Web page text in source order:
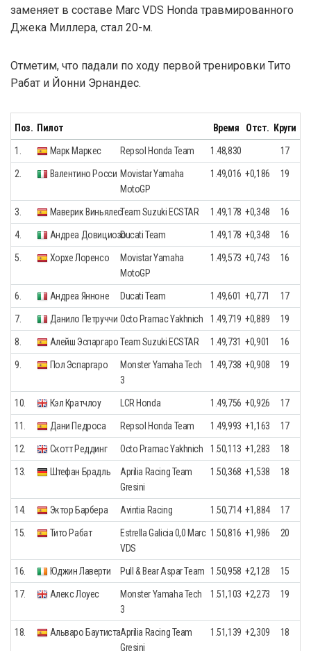
заменяет в составе Marc VDS Honda травмированного
Джека Миллера, стал 20-м.
Отметим, что падали по ходу первой тренировки Тито
Рабат и Йонни Эрнандес.
Поз. Пилот Время Отст. Круги
1. Марк Маркес Repsol Honda Team 1.48,830 17
2. Валентино Росси Movistar Yamaha
MotoGP
1.49,016 +0,186 19
3. Маверик ВиньялесTeam Suzuki ECSTAR 1.49,178 +0,348 16
4. Андреа ДовициозоDucati Team 1.49,178 +0,348 16
5. Хорхе Лоренсо
Movistar Yamaha
MotoGP
1.49,573 +0,743 16
6. Андреа Янноне Ducati Team 1.49,601 +0,771 17
7. Данило Петруччи Octo Pramac Yakhnich 1.49,719 +0,889 19
8. Алейш ЭспаргароTeam Suzuki ECSTAR 1.49,731 +0,901 16
9. Пол Эспаргаро
Monster Yamaha Tech
3
1.49,738 +0,908 19
10. Кэл Кратчлоу LCR Honda 1.49,756 +0,926 17
11. Дани Педроса Repsol Honda Team 1.49,993 +1,163 17
12. Скотт Реддинг Octo Pramac Yakhnich 1.50,113 +1,283 18
13. Штефан Брадль
Aprilia Racing Team
Gresini
1.50,368 +1,538 18
14. Эктор Барбера Avintia Racing 1.50,714 +1,884 17
15. Тито Рабат
Estrella Galicia 0,0 Marc
VDS
1.50,816 +1,986 20
16. Юджин Лаверти Pull & Bear Aspar Team 1.50,958 +2,128 15
17. Алекс Лоуес
Monster Yamaha Tech
3
1.51,103 +2,273 19
18. Альваро БаутистаAprilia Racing Team
Gresini
1.51,139 +2,309 18